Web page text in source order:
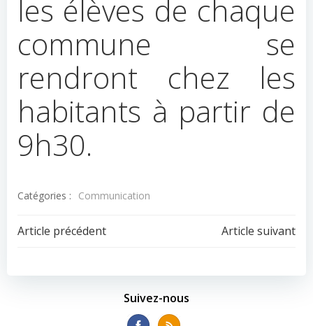
les élèves de chaque
commune se
rendront chez les
habitants à partir de
9h30.
Catégories : Communication
Navigation
de
Article précédent
Navigation
de
l’article
Article suivant
Suivez-nous